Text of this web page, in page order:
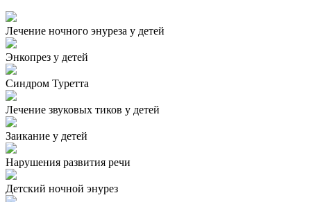
Лечение ночного энуреза у детей
Энкопрез у детей
Синдром Туретта
Лечение звуковых тиков у детей
Заикание у детей
Нарушения развития речи
Детский ночной энурез